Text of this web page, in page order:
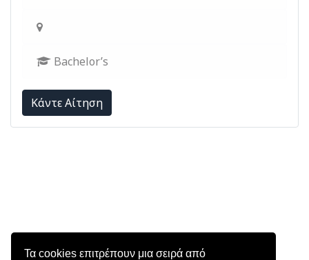
Τα cookies επιτρέπουν μια σειρά από
Bachelor’s
Kάντε Αίτηση